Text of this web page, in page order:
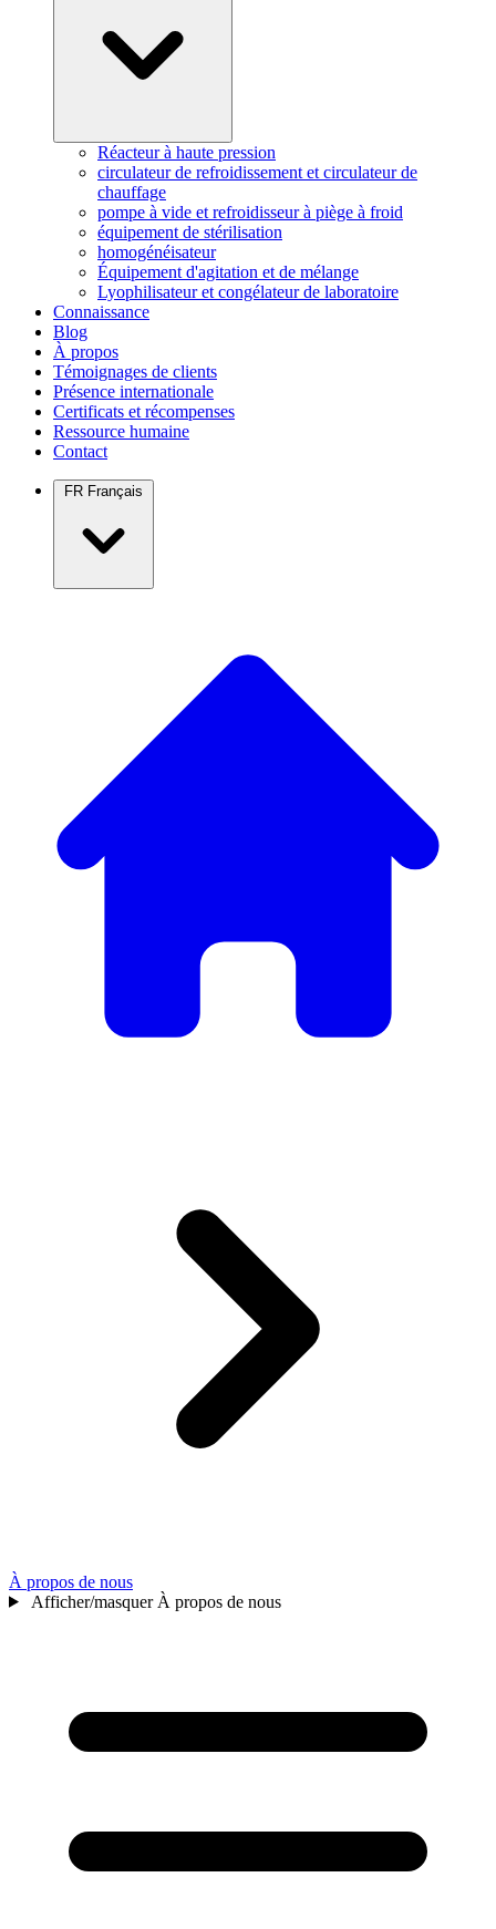
Réacteur à haute pression
circulateur de refroidissement et circulateur de
chauffage
pompe à vide et refroidisseur à piège à froid
équipement de stérilisation
homogénéisateur
Équipement d'agitation et de mélange
Lyophilisateur et congélateur de laboratoire
Connaissance
Blog
À propos
Témoignages de clients
Présence internationale
Certificats et récompenses
Ressource humaine
Contact
FR Français
À propos de nous
Afficher/masquer À propos de nous